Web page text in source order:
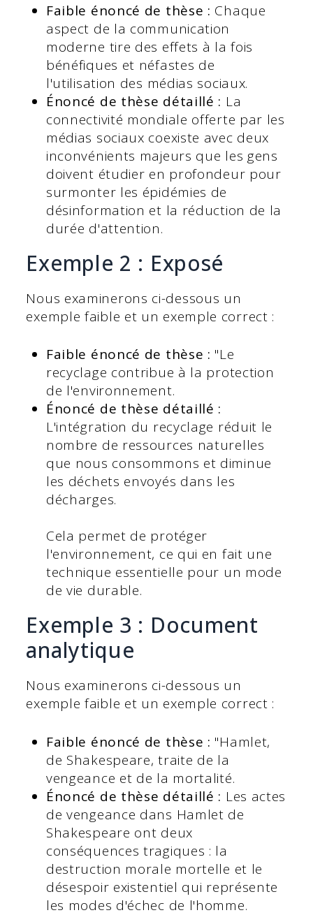
Faible énoncé de thèse : Chaque
aspect de la communication
moderne tire des effets à la fois
bénéfiques et néfastes de
l'utilisation des médias sociaux.
Énoncé de thèse détaillé : La
connectivité mondiale offerte par les
médias sociaux coexiste avec deux
inconvénients majeurs que les gens
doivent étudier en profondeur pour
surmonter les épidémies de
désinformation et la réduction de la
durée d'attention.
Exemple 2 : Exposé
Nous examinerons ci-dessous un
exemple faible et un exemple correct :
Faible énoncé de thèse : "Le
recyclage contribue à la protection
de l'environnement.
Énoncé de thèse détaillé :
L'intégration du recyclage réduit le
nombre de ressources naturelles
que nous consommons et diminue
les déchets envoyés dans les
décharges.
Cela permet de protéger
l'environnement, ce qui en fait une
technique essentielle pour un mode
de vie durable.
Exemple 3 : Document
analytique
Nous examinerons ci-dessous un
exemple faible et un exemple correct :
Faible énoncé de thèse : "Hamlet,
de Shakespeare, traite de la
vengeance et de la mortalité.
Énoncé de thèse détaillé : Les actes
de vengeance dans Hamlet de
Shakespeare ont deux
conséquences tragiques : la
destruction morale mortelle et le
désespoir existentiel qui représente
les modes d'échec de l'homme.